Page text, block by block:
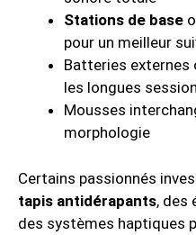
Stations de base
pour un meilleur
Batteries externes
les longues
Mousses
morphologie
Certains passionnés
tapis antidérapants, des
des systèmes haptiques